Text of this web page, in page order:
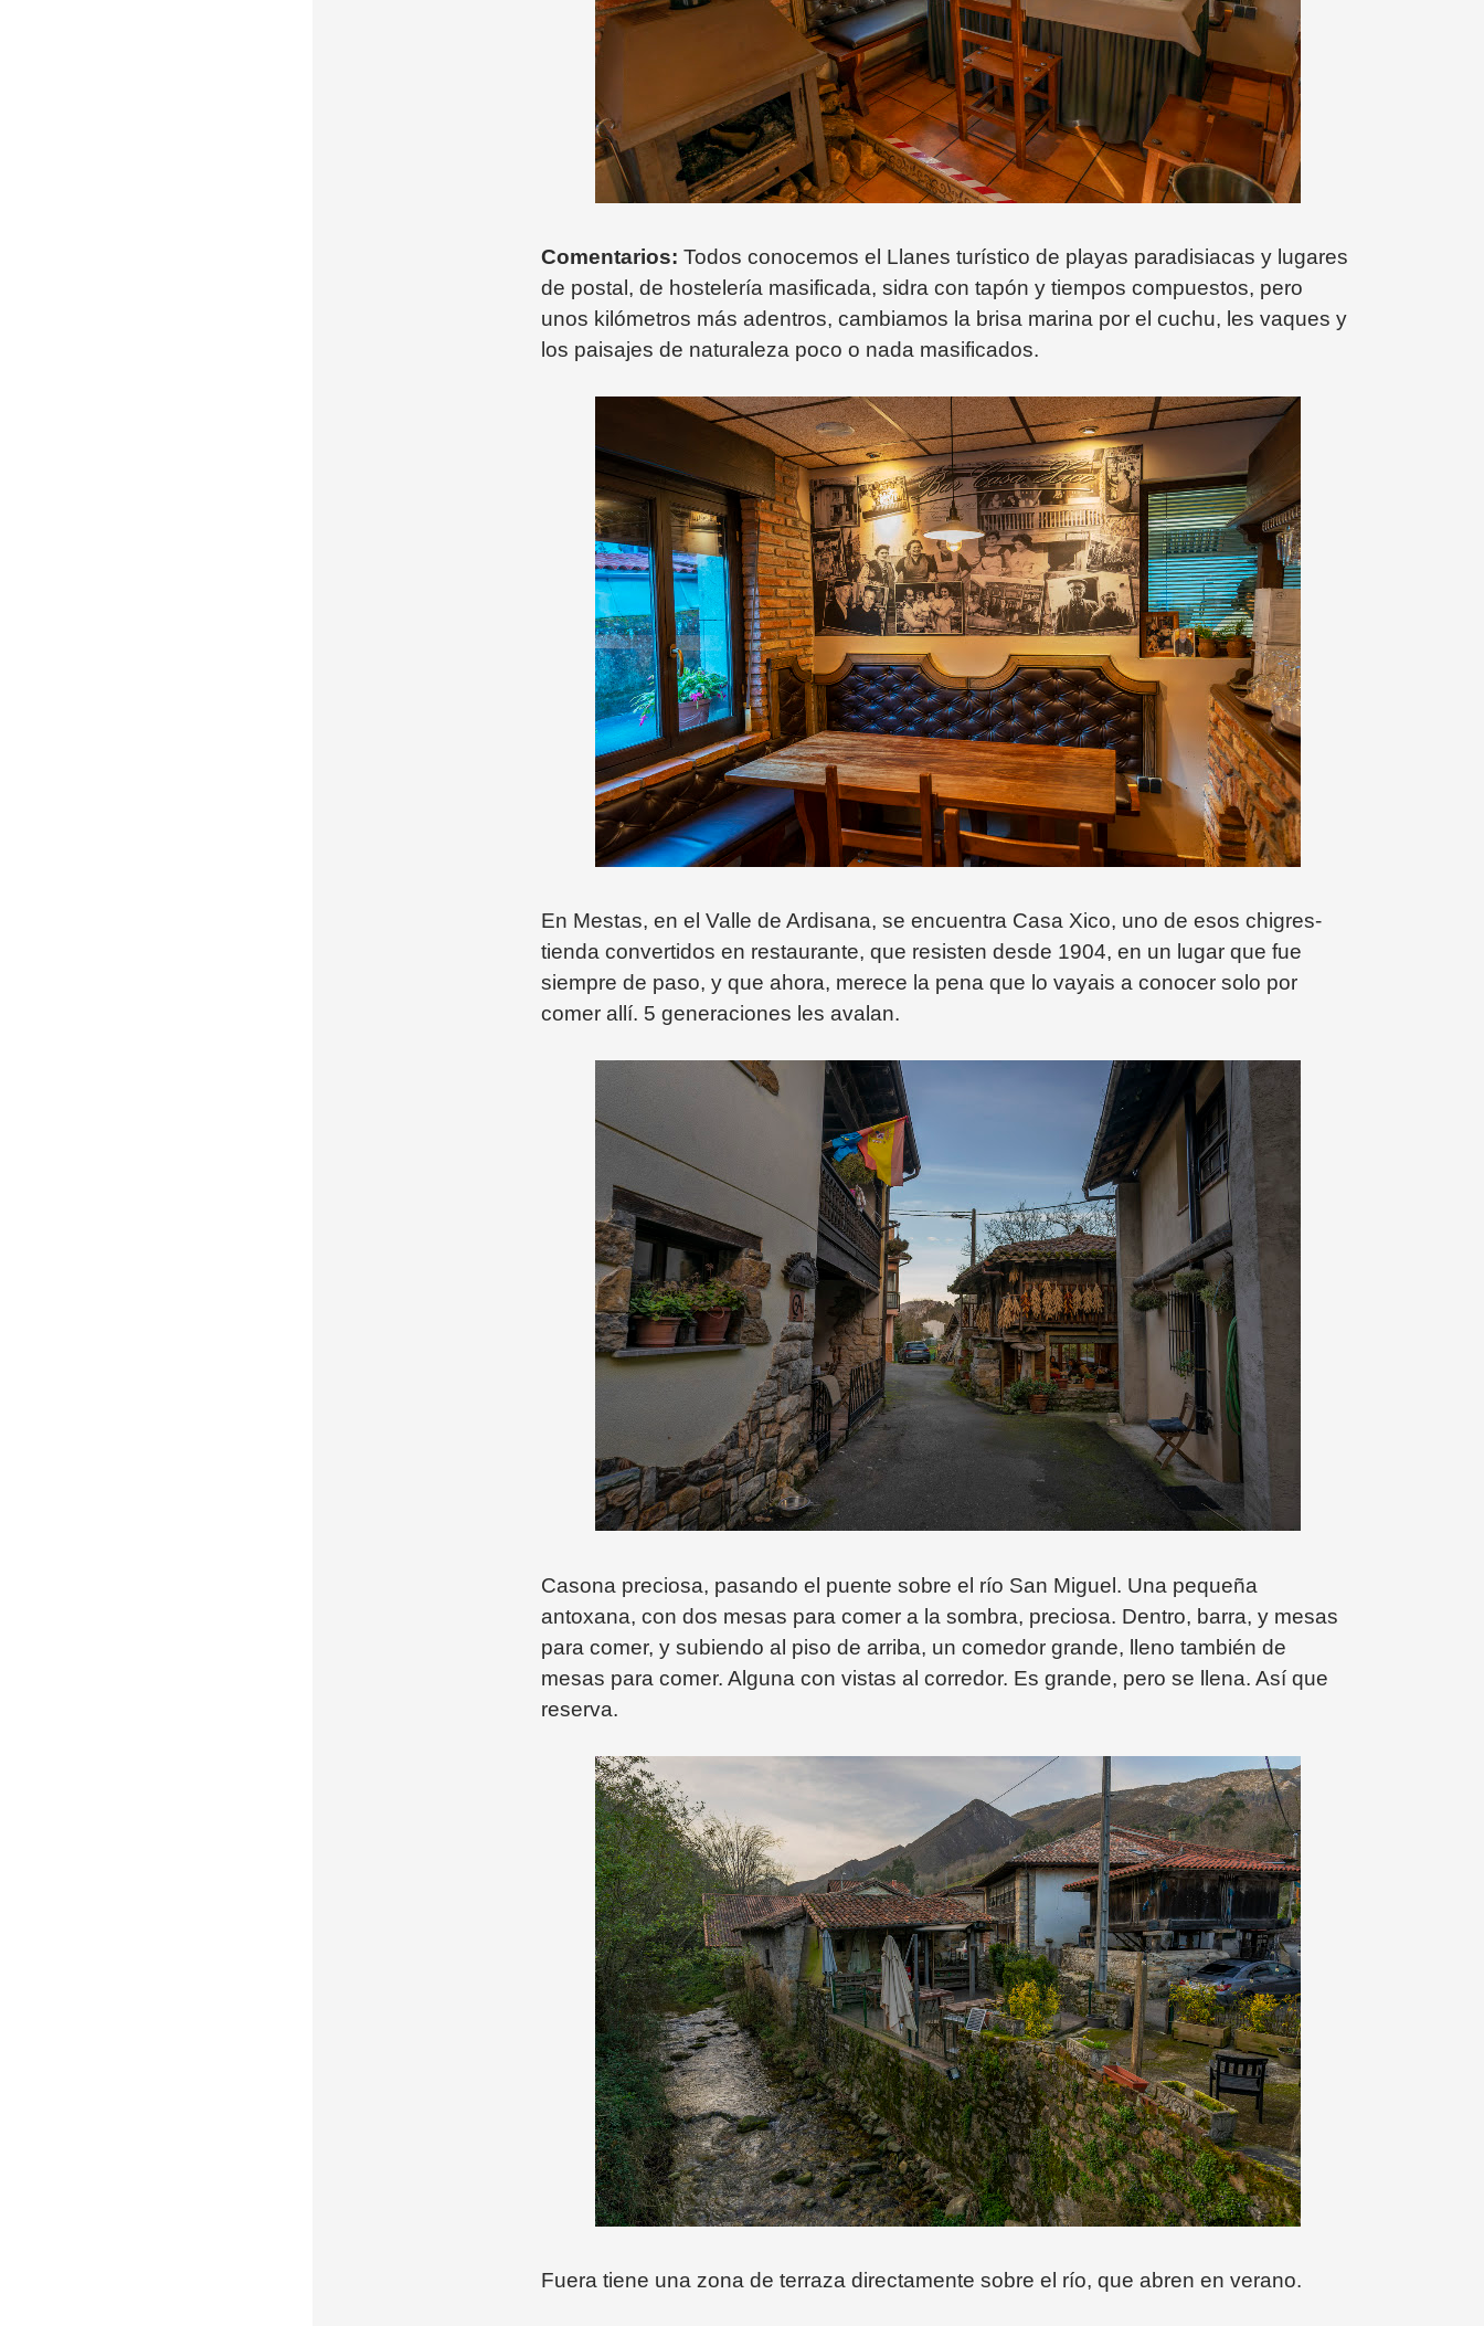
Comentarios: Todos conocemos el Llanes turístico de playas paradisiacas y lugares
de postal, de hostelería masificada, sidra con tapón y tiempos compuestos, pero
unos kilómetros más adentros, cambiamos la brisa marina por el cuchu, les vaques y
los paisajes de naturaleza poco o nada masificados.
En Mestas, en el Valle de Ardisana, se encuentra Casa Xico, uno de esos chigres-
tienda convertidos en restaurante, que resisten desde 1904, en un lugar que fue
siempre de paso, y que ahora, merece la pena que lo vayais a conocer solo por
comer allí. 5 generaciones les avalan.
Casona preciosa, pasando el puente sobre el río San Miguel. Una pequeña
antoxana, con dos mesas para comer a la sombra, preciosa. Dentro, barra, y mesas
para comer, y subiendo al piso de arriba, un comedor grande, lleno también de
mesas para comer. Alguna con vistas al corredor. Es grande, pero se llena. Así que
reserva.
Fuera tiene una zona de terraza directamente sobre el río, que abren en verano.